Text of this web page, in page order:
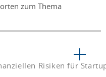
zum Thema
Risiken für